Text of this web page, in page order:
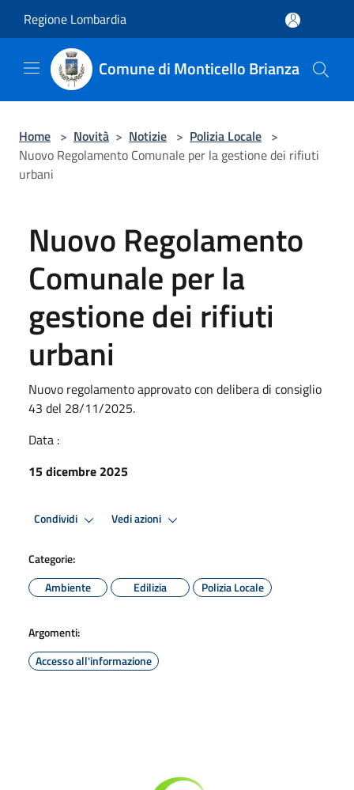
Regione Lombardia
Comune di Monticello Brianza
Home > Novità > Notizie > Polizia Locale >
Nuovo Regolamento Comunale per la gestione dei rifiuti
urbani
Nuovo Regolamento
Comunale per la
gestione dei rifiuti
urbani
Nuovo regolamento approvato con delibera di consiglio
43 del 28/11/2025.
Data :
15 dicembre 2025
Condividi Vedi azioni
Categorie:
Ambiente
Edilizia Polizia Locale
Argomenti:
Accesso all'informazione